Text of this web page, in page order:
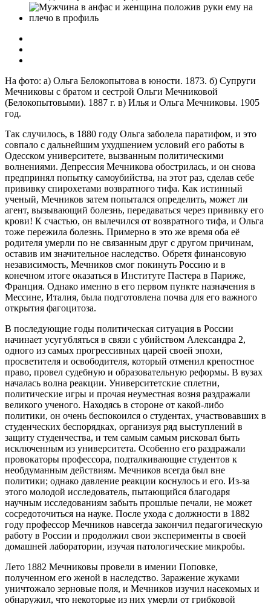
На фото: а) Ольга Белокопытова в юности. 1873. б) Супруги
Мечниковы с братом и сестрой Ольги Мечниковой
(Белокопытовыми). 1887 г. в) Илья и Ольга Мечниковы. 1905
год.
Так случилось, в 1880 году Ольга заболела паратифом, и это
совпало с дальнейшим ухудшением условий его работы в
Одесском университете, вызванным политическими
волнениями. Депрессия Мечникова обострилась, и он снова
предпринял попытку самоубийства, на этот раз, сделав себе
прививку спирохетами возвратного тифа. Как истинный
ученый, Мечников затем попытался определить, может ли
агент, вызывающий болезнь, передаваться через прививку его
крови! К счастью, он вылечился от возвратного тифа, и Ольга
тоже пережила болезнь. Примерно в это же время оба её
родителя умерли по не связанным друг с другом причинам,
оставив им значительное наследство. Обретя финансовую
независимость, Мечников смог покинуть Россию и в
конечном итоге оказаться в Институте Пастера в Париже,
Франция. Однако именно в его первом пункте назначения в
Мессине, Италия, была подготовлена почва для его важного
открытия фагоцитоза.
В последующие годы политическая ситуация в России
начинает усугубляться в связи с убийством Александра 2,
одного из самых прогрессивных царей своей эпохи,
просветителя и освободителя, который отменил крепостное
право, провел судебную и образовательную реформы. В вузах
началась волна реакции. Университетские сплетни,
политические игры и прочая неуместная возня раздражали
великого ученого. Находясь в стороне от какой-либо
политики, он очень беспокоился о студентах, участвовавших в
студенческих беспорядках, организуя ряд выступлений в
защиту студенчества, и тем самым самым рисковал быть
исключенным из университета. Особенно его раздражали
провокаторы профессора, подталкивающие студентов к
необдуманным действиям. Мечников всегда был вне
политики; однако давление реакции коснулось и его. Из-за
этого молодой исследователь, пытающийся благодаря
научным исследованиям забыть прошлые печали, не может
сосредоточиться на науке. После ухода с должности в 1882
году профессор Мечников навсегда закончил педагогическую
работу в России и продолжил свои эксперименты в своей
домашней лаборатории, изучая патологические микробы.
Лето 1882 Мечниковы провели в имении Поповке,
полученном его женой в наследство. Заражение жуками
уничтожало зерновые поля, и Мечников изучил насекомых и
обнаружил, что некоторые из них умерли от грибковой